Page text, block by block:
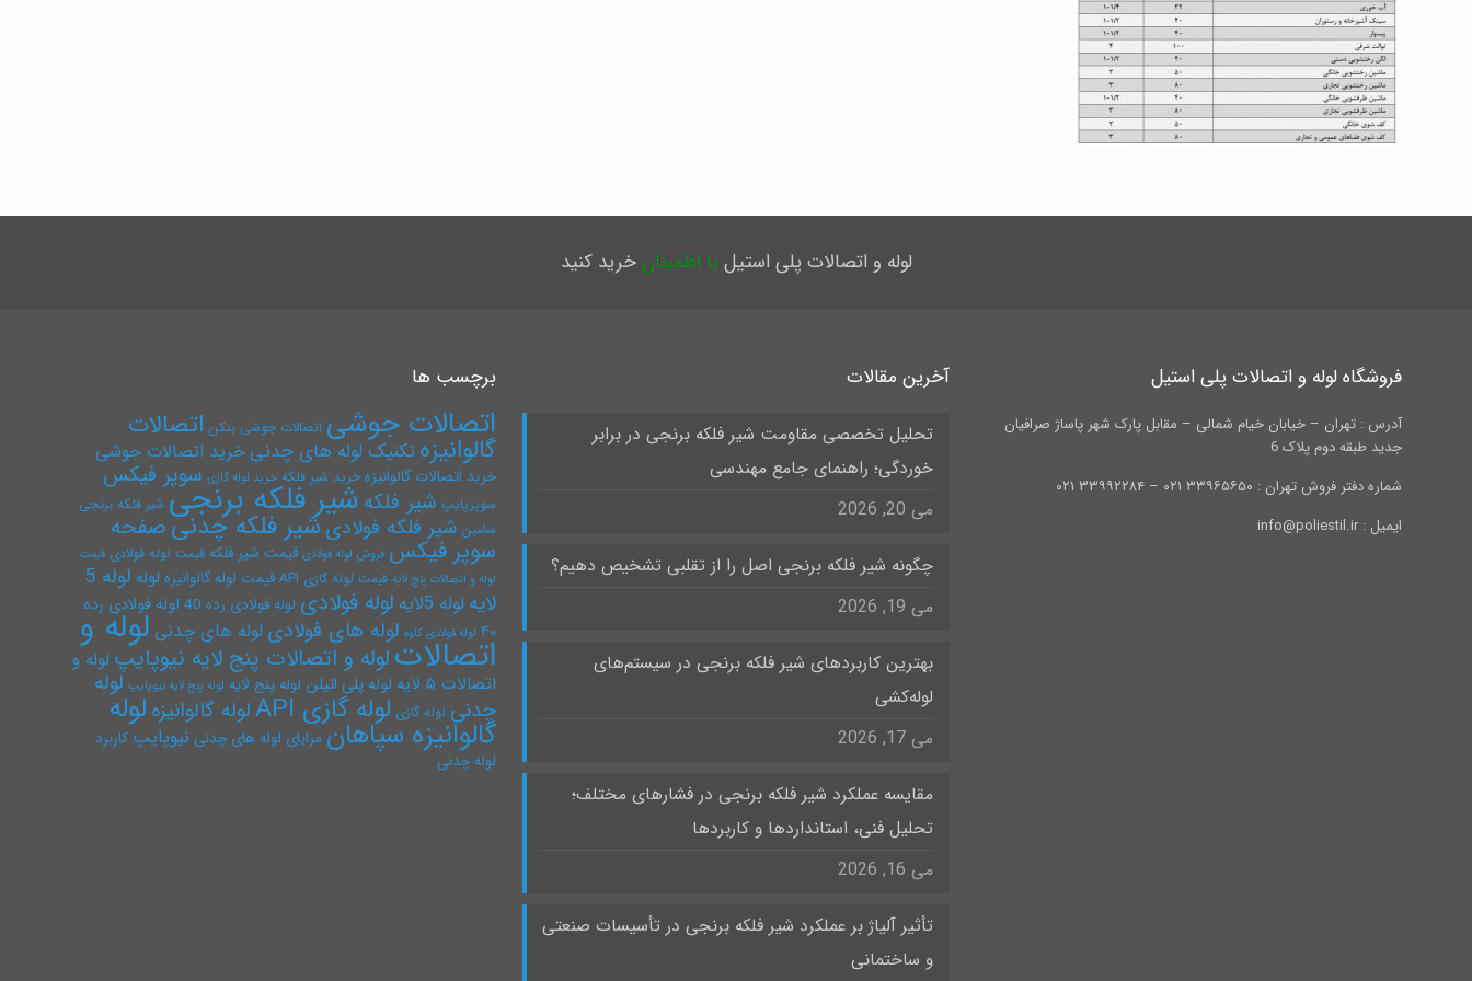
لوله و اتصالات پلی استیل با اطمینانخرید کنید
فروشگاه لوله و اتصالات پلی استیل
آدرس : تهران – خیابان خیام شمالی – مقابل پارک شهر پاساژ صرافیان
جدید طبقه دوم پلاک 6
شماره دفتر فروش تهران : ۳۳۹۶۵۶۵۰ ۰۲۱ – ۳۳۹۹۲۲۸۴ ۰۲۱
ایمیل : info@poliestil.ir
آخرین مقالات
تحلیل تخصصی مقاومت شیر فلکه برنجی در برابر
خوردگی؛ راهنمای جامع مهندسی
می 20, 2026
چگونه شیر فلکه برنجی اصل را از تقلبی تشخیص دهیم؟
می 19, 2026
بهترین کاربردهای شیر فلکه برنجی در سیستم‌های
لوله‌کشی
می 17, 2026
مقایسه عملکرد شیر فلکه برنجی در فشارهای مختلف؛
تحلیل فنی، استانداردها و کاربردها
می 16, 2026
تأثیر آلیاژ بر عملکرد شیر فلکه برنجی در تأسیسات صنعتی
و ساختمانی
برچسب ها
اتصالات جوشی اتصالات جوشی بنکن اتصالات
گالوانیزهتکنیک لوله های چدنیخرید اتصالات جوشی
خرید اتصالات گالوانیزه خرید شیر فلکه خرید لوله گازی سوپر فیکس
سوپرپایپ شیر فلکه شیر فلکه برنجی شیر فلکه برنجی
سامین شیر فلکه فولادیشیر فلکه چدنیصفحه
سوپر فیکس فروش لوله فولادی قیمت شیر فلکه قیمت لوله فولادی قیمت
لوله و اتصالات پنج لایه قیمت لوله گازی API قیمت لوله گالوانیزه لوله
لوله 5
لایه لوله 5لایه لوله فولادی لوله فولادی رده 40
لوله فولادی رده
۴۰ لوله فولادی کاوه لوله های فولادی لوله های چدنی لوله و
اتصالاتلوله و اتصالات پنج لایه نیوپایپ لوله و
اتصالات ۵ لایه
لوله پلی اتیلن لوله پنج لایه لوله پنج لایه نیوپایپ لوله
چدنی لوله گازی لوله گازی API لوله گالوانیزه لوله
گالوانیزه سپاهان مزایای لوله های چدنی نیوپایپ کاربرد
لوله چدنی